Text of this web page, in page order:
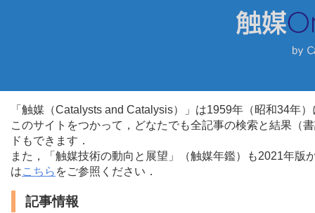
「触媒（Catalysts and Catalysis）」は1959年（昭和34年
このサイトをつかって，どなたでも全記事の検索と結果（
ドもできます．
また，「触媒技術の動向と展望」（触媒年鑑）も2021年
はこちら をご参照ください．
記事情報